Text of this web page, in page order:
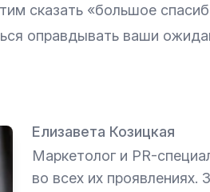
сказать «большое
оправдывать ваши
Елизавета Козицкая
Маркетолог и PR-
во всех их проявлениях.